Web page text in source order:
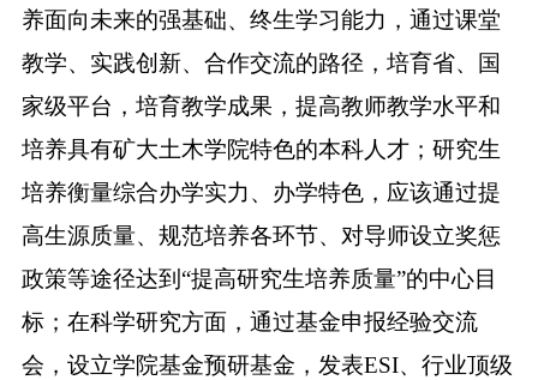
养面向未来的强基础、终生学习能力，通过课堂
教学、实践创新、合作交流的路径，培育省、国
家级平台，培育教学成果，提高教师教学水平和
培养具有矿大土木学院特色的本科人才；研究生
培养衡量综合办学实力、办学特色，应该通过提
高生源质量、规范培养各环节、对导师设立奖惩
政策等途径达到“提高研究生培养质量”的中心目
标；在科学研究方面，通过基金申报经验交流
会，设立学院基金预研基金，发表ESI、行业顶级